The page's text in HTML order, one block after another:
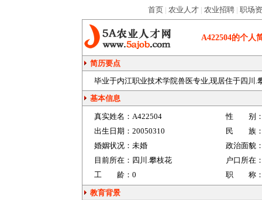
首页 | 农业人才 | 农业招聘 | 职场
A422504的个人
简历要点
毕业于内江职业技术学院兽医专业,现居住于四川.
基本信息
真实姓名： A422504
性 别
出生日期： 20050310
民 族
婚姻状况： 未婚
政治面貌
目前所在： 四川.攀枝花
户口所在
工 龄： 0 职 称
教育背景